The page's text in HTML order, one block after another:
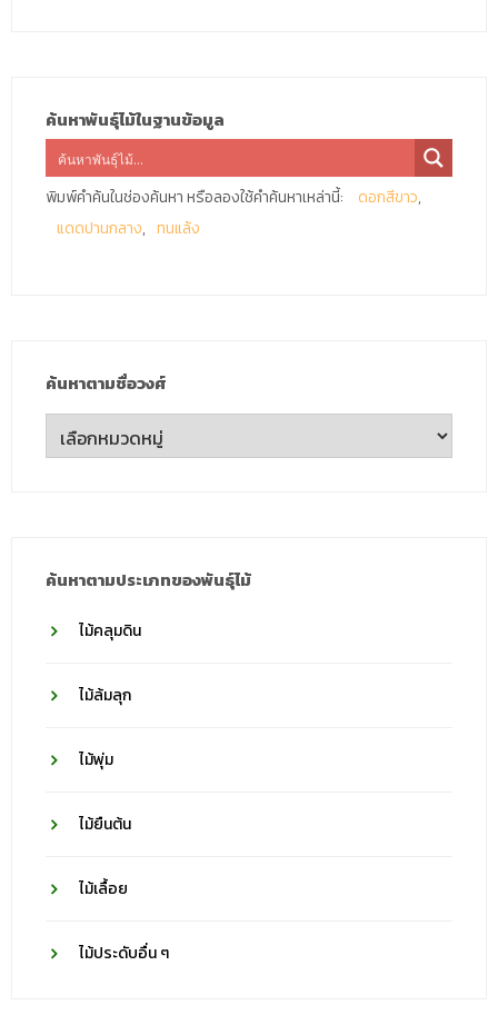
ค้นหาพันธุ์ไม้ในฐานข้อมูล
พิมพ์คำค้นในช่องค้นหา หรือลองใช้คำค้นหาเหล่านี้:
ดอกสีขาว
แดดปานกลาง
ทนแล้ง
ค้นหาตามชื่อวงศ์
ค้นหา
ตาม
ค้นหาตามประเภทของพันธุ์ไม้
ไม้คลุมดิน
ไม้ล้มลุก
ไม้พุ่ม
ไม้ยืนต้น
ไม้เลื้อย
ไม้ประดับอื่น ๆ